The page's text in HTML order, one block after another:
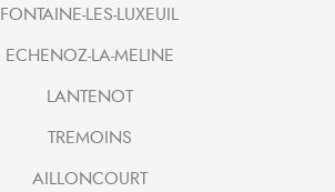
FONTAINE-LES-LUXEUIL
ECHENOZ-LA-MELINE
LANTENOT
TREMOINS
AILLONCOURT